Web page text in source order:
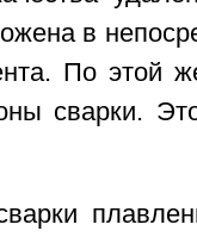
в
По этой
сварки.